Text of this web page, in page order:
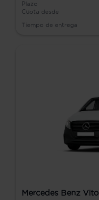
Plazo
Cuota desde
Tiempo de entrega
Mercedes Benz Vito